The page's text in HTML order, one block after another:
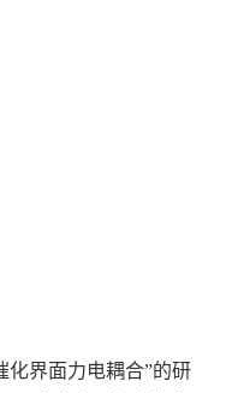
化界面力电耦合”的研